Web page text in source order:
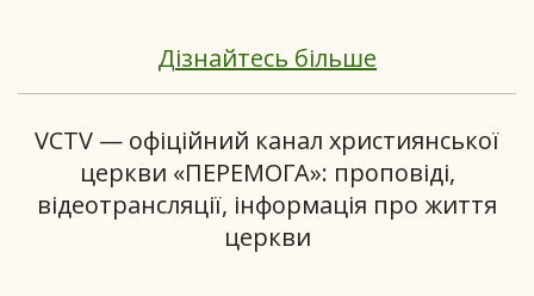
Дізнайтесь більше
VCTV — офіційний канал християнської
церкви «ПЕРЕМОГА»: проповіді,
відеотрансляції, інформація про життя
церкви